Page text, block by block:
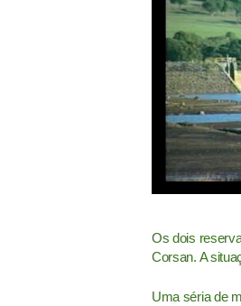
Os dois
Corsan. A
Uma séria de